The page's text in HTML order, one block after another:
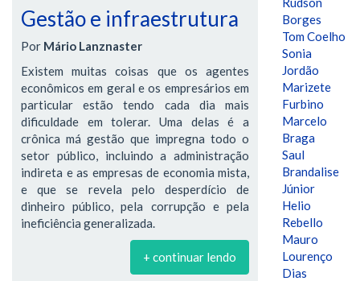
Gestão e infraestrutura
Por Mário Lanznaster
Existem muitas coisas que os agentes
econômicos em geral e os empresários em
particular estão tendo cada dia mais
dificuldade em tolerar. Uma delas é a
crônica má gestão que impregna todo o
setor público, incluindo a administração
indireta e as empresas de economia mista,
e que se revela pelo desperdício de
dinheiro público, pela corrupção e pela
ineficiência generalizada.
+ continuar lendo
Borges
Tom Coelho
Sonia
Jordão
Marizete
Furbino
Marcelo
Braga
Saul
Brandalise
Júnior
Helio
Rebello
Mauro
Lourenço
Dias